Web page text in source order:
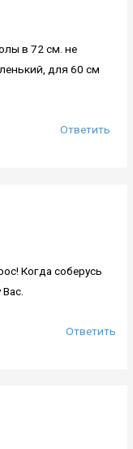
в 72 см. не
для 60 см
Ответить
Когда соберусь
Ответить